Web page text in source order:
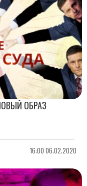
ОБРАЗ
16:00 06.02.2020